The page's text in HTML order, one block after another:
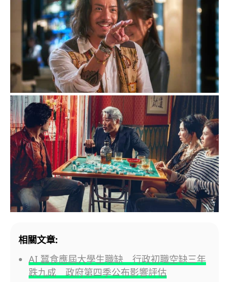
相關文章:
AI 蠶食應屆大學生職缺 行政初職空缺三年
跌九成 政府第四季公布影響評估